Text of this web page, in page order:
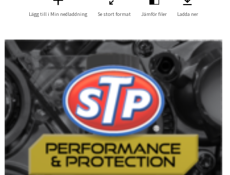
Lägg till i Min nedladdning Se stort format Jämför filer Ladda ner